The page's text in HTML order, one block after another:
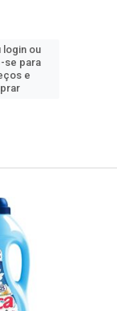
login ou
se para
e